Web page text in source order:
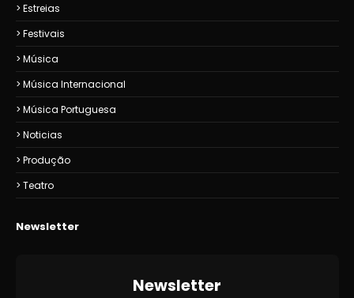
Estreias
Festivais
Música
Música Internacional
Música Portuguesa
Noticias
Produção
Teatro
Newsletter
Newsletter